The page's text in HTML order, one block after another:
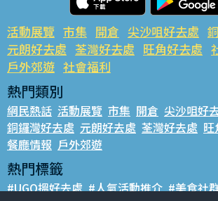
活動展覽 市集 開倉 尖沙咀好去處
元朗好去處 荃灣好去處 旺角好去處
戶外郊遊 社會福利
熱門類別
網民熱話 活動展覽 市集 開倉 尖沙咀好
銅鑼灣好去處 元朗好去處 荃灣好去處 旺
餐廳情報 戶外郊遊
熱門標籤
#UGO搵好去處 #人氣活動推介 #美食社